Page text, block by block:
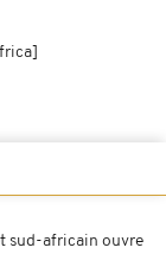
sud-africain ouvre